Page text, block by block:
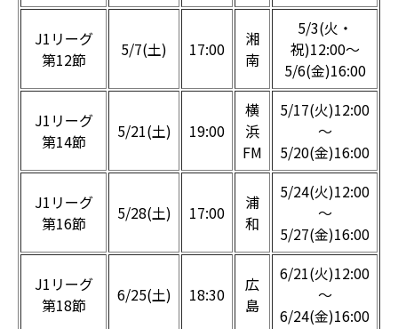
J1リーグ
第12節
5/7(土) 17:00
湘
南
5/3(火・
祝)12:00～
5/6(金)16:00
J1リーグ
第14節
5/21(土) 19:00
横
浜
FM
5/17(火)12:00
～
5/20(金)16:00
J1リーグ
第16節
5/28(土) 17:00
浦
和
5/24(火)12:00
～
5/27(金)16:00
J1リーグ
第18節
6/25(土) 18:30
広
島
6/21(火)12:00
～
6/24(金)16:00